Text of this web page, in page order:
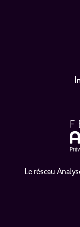
Le réseau